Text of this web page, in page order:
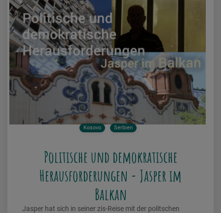
Kosovo Serbien
Politische und demokratische
Herausforderungen - Jasper im
Balkan
Jasper hat sich in seiner zis-Reise mit der politschen